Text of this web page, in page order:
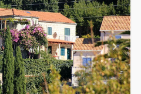
Next